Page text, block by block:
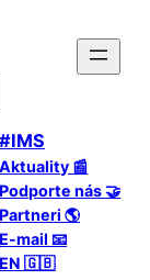
#IMS
Aktuality 📰
Podporte nás 🤝
Partneri 🌎
E-mail 📧
EN 🇬🇧